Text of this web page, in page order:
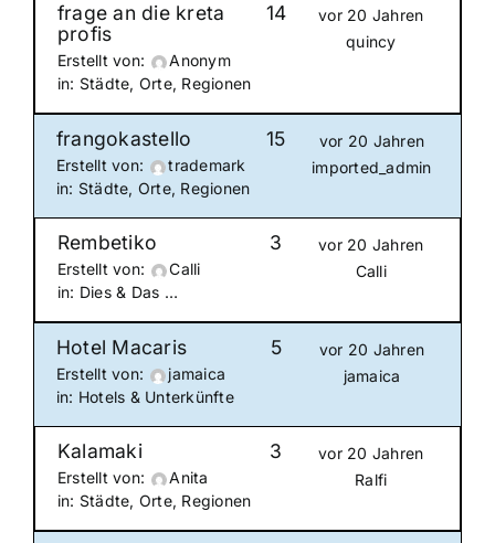
frage an die kreta
profis
Erstellt von:
Anonym
in: Städte, Orte, Regionen
14
vor 20 Jahren
quincy
frangokastello
Erstellt von:
trademark
in: Städte, Orte, Regionen
15
vor 20 Jahren
imported_admin
Rembetiko
Erstellt von:
Calli
in: Dies & Das …
3
vor 20 Jahren
Calli
Hotel Macaris
Erstellt von:
jamaica
in: Hotels & Unterkünfte
5
vor 20 Jahren
jamaica
Kalamaki
Erstellt von:
Anita
in: Städte, Orte, Regionen
3
vor 20 Jahren
Ralfi